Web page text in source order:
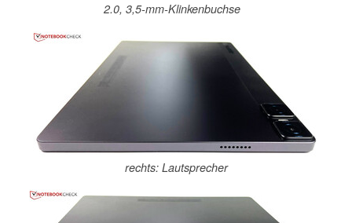
2.0, 3,5-mm-Klinkenbuchse
rechts: Lautsprecher